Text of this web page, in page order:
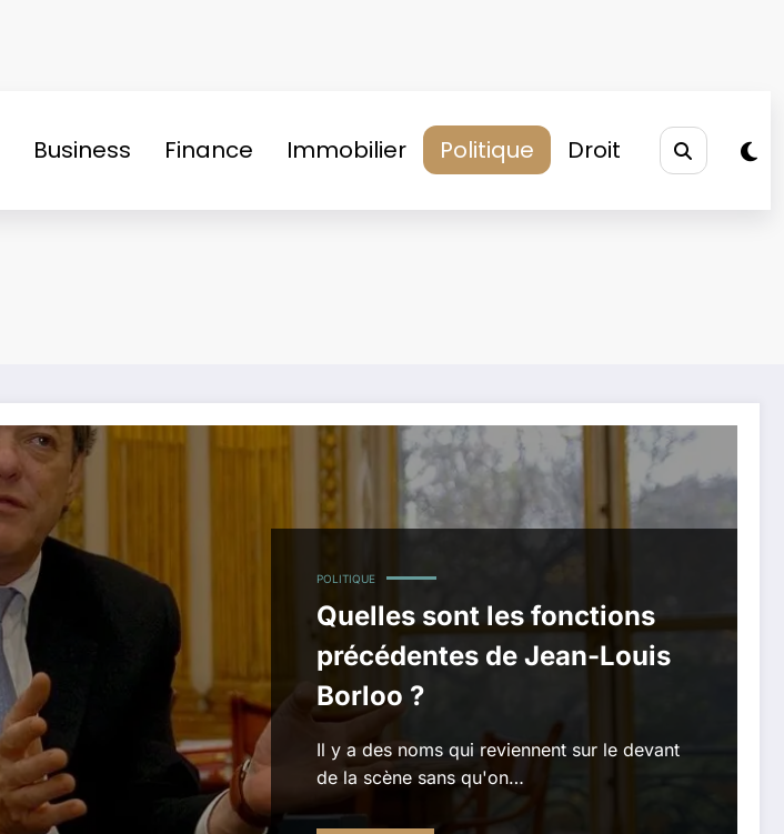
Business Finance Immobilier Politique Droit
POLITIQUE
Quelles sont les fonctions
précédentes de Jean-Louis
Borloo ?
Il y a des noms qui reviennent sur le devant
de la scène sans qu'on…